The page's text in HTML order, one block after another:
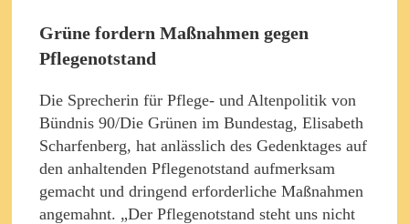
Grüne fordern Maßnahmen gegen
Pflegenotstand
Die Sprecherin für Pflege- und Altenpolitik von
Bündnis 90/Die Grünen im Bundestag, Elisabeth
Scharfenberg, hat anlässlich des Gedenktages auf
den anhaltenden Pflegenotstand aufmerksam
gemacht und dringend erforderliche Maßnahmen
angemahnt. „Der Pflegenotstand steht uns nicht